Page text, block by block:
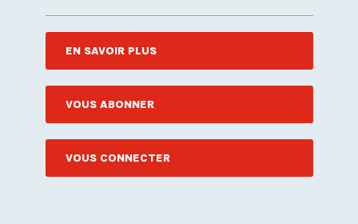
EN SAVOIR PLUS
VOUS ABONNER
VOUS CONNECTER